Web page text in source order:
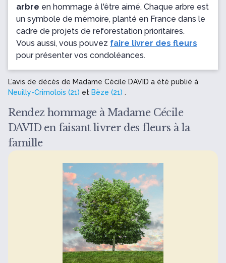
arbre en hommage à l'être aimé. Chaque arbre est
un symbole de mémoire, planté en France dans le
cadre de projets de reforestation prioritaires.
Vous aussi, vous pouvez faire livrer des fleurs
pour présenter vos condoléances.
L’avis de décès de Madame Cécile DAVID a été publié à
Neuilly-Crimolois (21) et Bèze (21) .
Rendez hommage à Madame Cécile
DAVID en faisant livrer des fleurs à la
famille